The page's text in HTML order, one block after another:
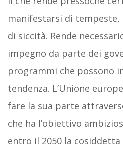
manifestarsi di tempeste,
di siccità. Rende
impegno da parte dei
programmi che possono
tendenza. L’Unione
fare la sua parte
che ha l’obiettivo
entro il 2050 la